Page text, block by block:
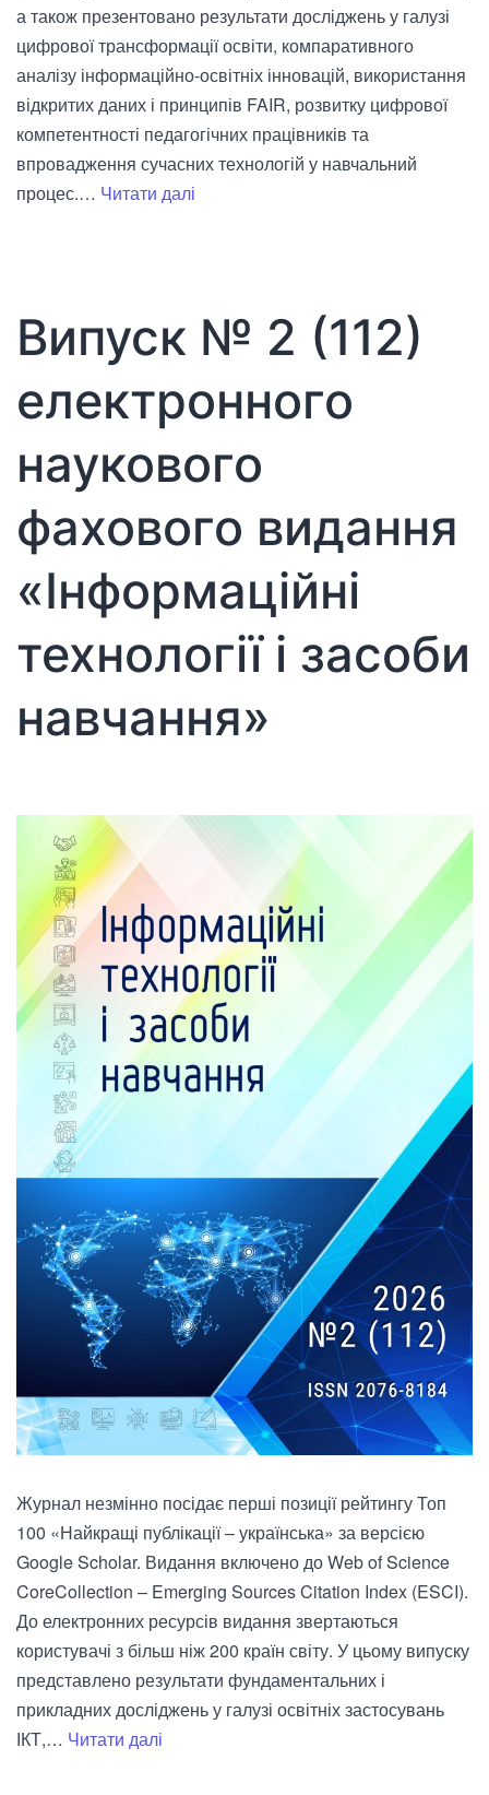
а також презентовано результати досліджень у галузі
цифрової трансформації освіти, компаративного
аналізу інформаційно-освітніх інновацій, використання
відкритих даних і принципів FAIR, розвитку цифрової
компетентності педагогічних працівників та
впровадження сучасних технологій у навчальний
процес.… Читати далі
конференції
цифровізації
освіти
НАПН
України
Випуск № 2 (112)
електронного
наукового
фахового видання
«Інформаційні
технології і засоби
навчання»
Журнал незмінно посідає перші позиції рейтингу Топ
100 «Найкращі публікації – українська» за версією
Google Scholar. Видання включено до Web of Science
CoreCollection – Emerging Sources Citation Index (ESCI).
До електронних ресурсів видання звертаються
користувачі з більш ніж 200 країн світу. У цьому випуску
представлено результати фундаментальних і
прикладних досліджень у галузі освітніх застосувань
ІКТ,… Читати далі